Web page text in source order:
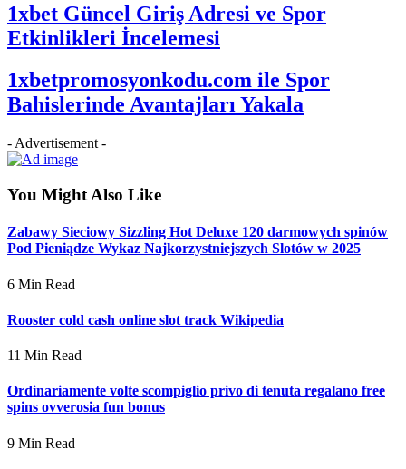
1xbet Güncel Giriş Adresi ve Spor
Etkinlikleri İncelemesi
1xbetpromosyonkodu.com ile Spor
Bahislerinde Avantajları Yakala
- Advertisement -
You Might Also Like
Zabawy Sieciowy Sizzling Hot Deluxe 120 darmowych spinów
Pod Pieniądze Wykaz Najkorzystniejszych Slotów w 2025
6 Min Read
Rooster cold cash online slot track Wikipedia
11 Min Read
Ordinariamente volte scompiglio privo di tenuta regalano free
spins ovverosia fun bonus
9 Min Read